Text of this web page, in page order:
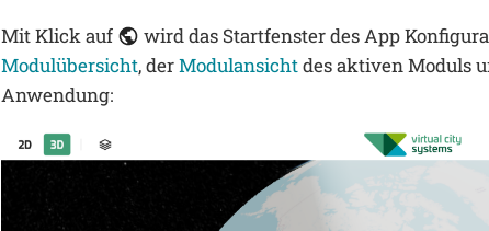
Mit Klick auf
wird das Startfenster des App
Modulübersicht, derModulansichtdes aktiven Moduls
Anwendung: